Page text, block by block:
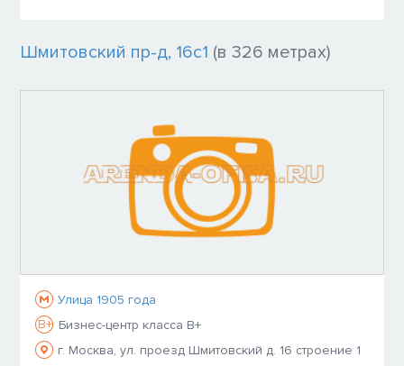
Шмитовский пр-д, 16с1 (в 326 метрах)
Улица 1905 года
B+ Бизнес-центр класса B+
г. Москва, ул. проезд Шмитовский д. 16 строение 1